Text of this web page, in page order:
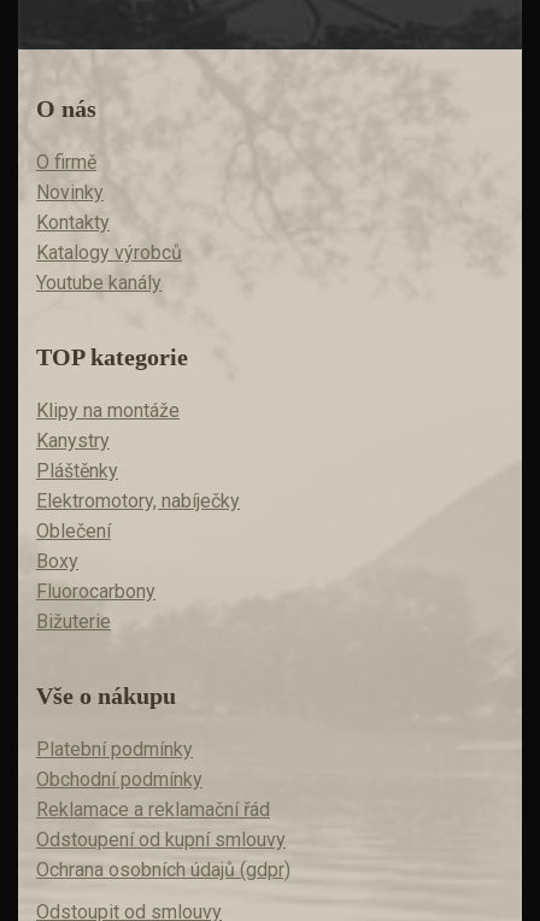
O nás
O firmě
Novinky
Kontakty
Katalogy výrobců
Youtube kanály
TOP kategorie
Klipy na montáže
Kanystry
Pláštěnky
Elektromotory, nabíječky
Oblečení
Boxy
Fluorocarbony
Bižuterie
Vše o nákupu
Platební podmínky
Obchodní podmínky
Reklamace a reklamační řád
Odstoupení od kupní smlouvy
Ochrana osobních údajů (gdpr)
Odstoupit od smlouvy